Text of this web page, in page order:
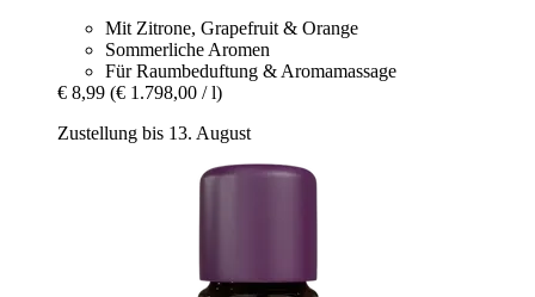
Mit Zitrone, Grapefruit & Orange
Sommerliche Aromen
Für Raumbeduftung & Aromamassage
€ 8,99 (€ 1.798,00 / l)
Zustellung bis 13. August